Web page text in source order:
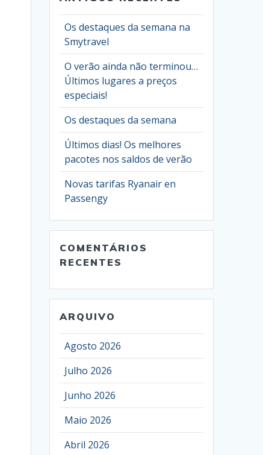
Os destaques da semana na
Smytravel
O verão ainda não terminou…
Últimos lugares a preços
especiais!
Os destaques da semana
Últimos dias! Os melhores
pacotes nos saldos de verão
Novas tarifas Ryanair en
Passengy
COMENTÁRIOS
RECENTES
ARQUIVO
Agosto 2026
Julho 2026
Junho 2026
Maio 2026
Abril 2026